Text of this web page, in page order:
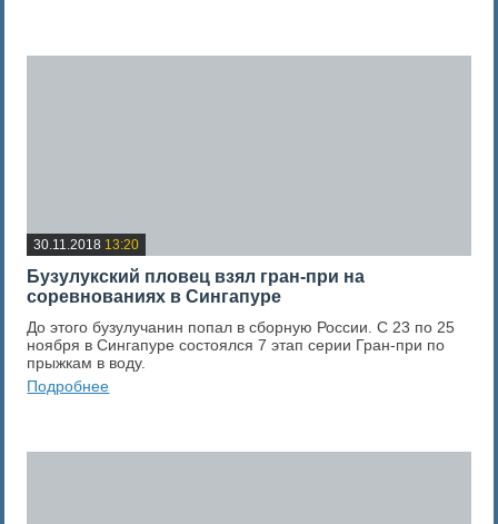
30.11.2018 13:20
Бузулукский пловец взял гран-при на
соревнованиях в Сингапуре
До этого бузулучанин попал в сборную России. С 23 по 25
ноября в Сингапуре состоялся 7 этап серии Гран-при по
прыжкам в воду.
Подробнее